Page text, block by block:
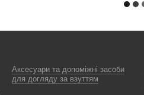
Аксесуари та допоміжні засоби
для догляду за взуттям